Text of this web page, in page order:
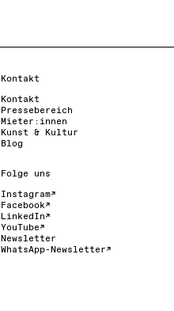
Kontakt
Kontakt
Pressebereich
Mieter:innen
Kunst & Kultur
Blog
Folge uns
Instagram
Facebook
LinkedIn
YouTube
Newsletter
WhatsApp-Newsletter